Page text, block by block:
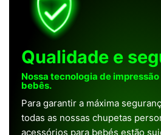
Qualidade e
Nossa tecnologia de
bebês.
Para garantir a máxima
todas as nossas chupetas
acessórios para bebés estão